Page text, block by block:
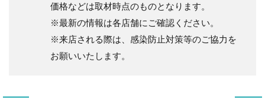
価格などは取材時点のものとなります。
※最新の情報は各店舗にご確認ください。
※来店される際は、感染防止対策等のご協力を
お願いいたします。